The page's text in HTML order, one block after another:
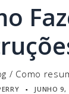
/ Como
▪ JUNHO 9,